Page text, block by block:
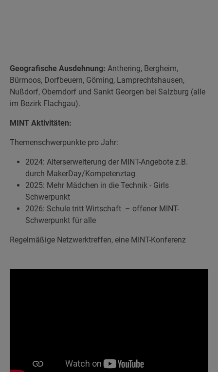
Geografische Ausdehnung: Anthering, Bergheim,
Bürmoos, Dorfbeuern, Göming, Lamprechtshausen,
Nußdorf, Oberndorf und Sankt Georgen bei Salzburg (alle
im Bezirk Flachgau).
MINT Aktivitäten:
Themenschwerpunkte pro Jahr:
2024: Alterserweiterung der MINT-Angebote z.B.
durch MakerDay/Kompetenztag
2025: Mehr Mädchen in die Technik - Girls
Schwerpunkt
2026: Schule tritt Wirtschaft – offener MINT-
Schwerpunkt für alle
Regelmäßige Netzwerktreffen, eine MINT-Konferenz